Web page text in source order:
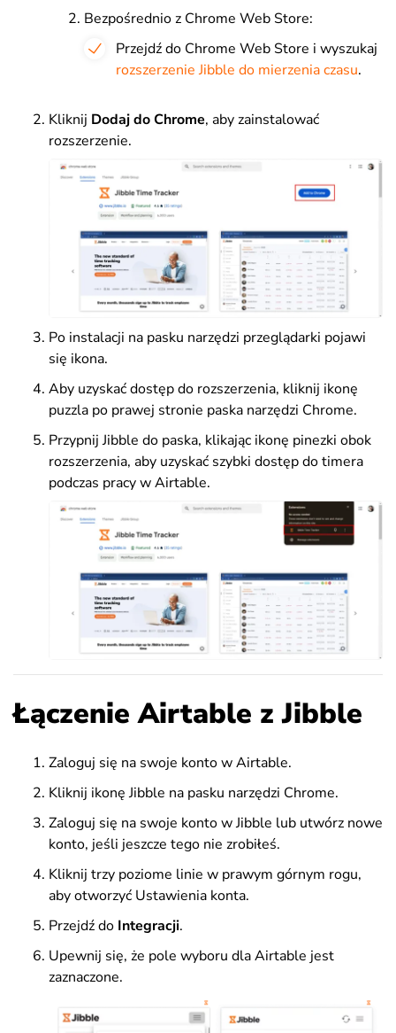
Bezpośrednio z Chrome Web Store:
Przejdź do Chrome Web Store i wyszukaj
rozszerzenie Jibble do mierzenia czasu.
Kliknij Dodaj do Chrome, aby zainstalować
rozszerzenie.
Po instalacji na pasku narzędzi przeglądarki pojawi
się ikona.
Aby uzyskać dostęp do rozszerzenia, kliknij ikonę
puzzla po prawej stronie paska narzędzi Chrome.
Przypnij Jibble do paska, klikając ikonę pinezki obok
rozszerzenia, aby uzyskać szybki dostęp do timera
podczas pracy w Airtable.
Łączenie Airtable z Jibble
Zaloguj się na swoje konto w Airtable.
Kliknij ikonę Jibble na pasku narzędzi Chrome.
Zaloguj się na swoje konto w Jibble lub utwórz nowe
konto, jeśli jeszcze tego nie zrobiłeś.
Kliknij trzy poziome linie w prawym górnym rogu,
aby otworzyć Ustawienia konta.
Przejdź do Integracji.
Upewnij się, że pole wyboru dla Airtable jest
zaznaczone.